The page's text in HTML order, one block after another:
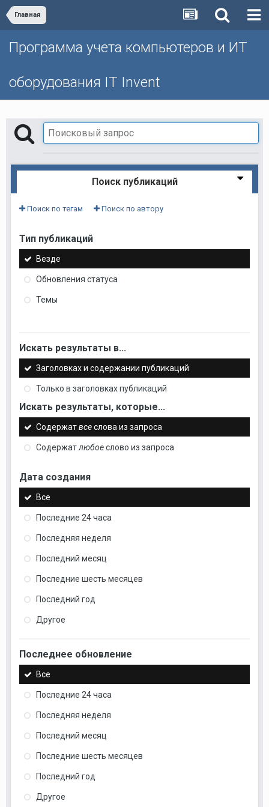
Главная
Программа учета компьютеров и ИТ
оборудования IT Invent
Поиск публикаций
Поиск по тегам Поиск по автору
Тип публикаций
Везде
Обновления статуса
Темы
Искать результаты в...
Заголовках и содержании публикаций
Только в заголовках публикаций
Искать результаты, которые...
Содержатвсеслова из запроса
Содержатлюбоеслово из запроса
Дата создания
Все
Последние 24 часа
Последняя неделя
Последний месяц
Последние шесть месяцев
Последний год
Другое
Последнее обновление
Все
Последние 24 часа
Последняя неделя
Последний месяц
Последние шесть месяцев
Последний год
Другое